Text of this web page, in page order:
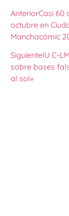
AnteriorCasi 60
octubre en
Manchacómic
SiguienteIU C-
sobre bases
al sol»